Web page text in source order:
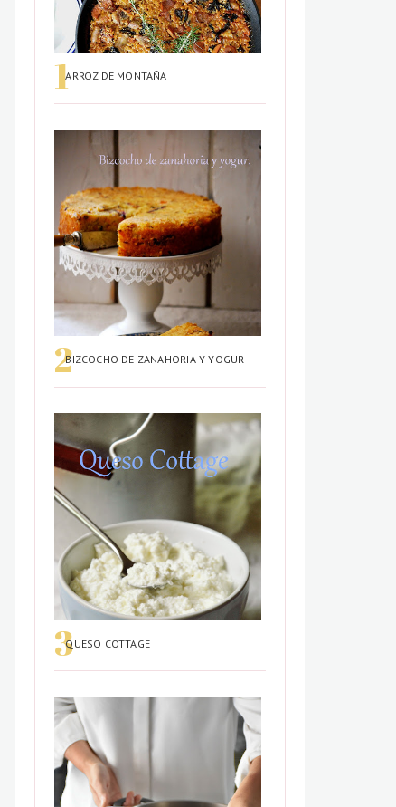
ARROZ DE MONTAÑA
BIZCOCHO DE ZANAHORIA Y YOGUR
QUESO COTTAGE